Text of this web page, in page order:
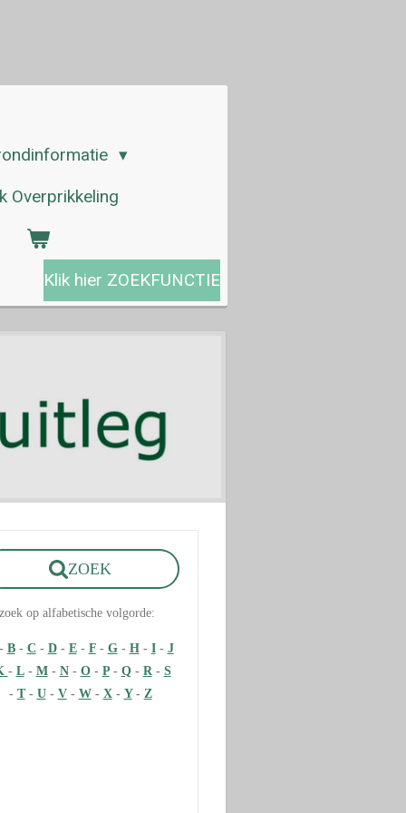
Overprikkeling
Klik hier ZOEKFUNCTIE
ZOEK
op alfabetische volgorde:
B- C - D- E- F- G- H- I- J
- L- M- N- O- P- Q- R - S
- T- U- V- W- X- Y- Z